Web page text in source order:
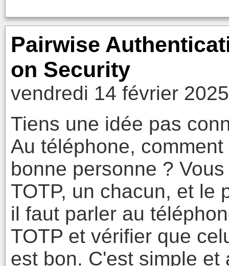
Pairwise
on Security
vendredi 14 février
Tiens une idée pas
Au téléphone,
bonne personne ?
TOTP, un chacun, et le
il faut parler au
TOTP et vérifier que
est bon. C'est simple et